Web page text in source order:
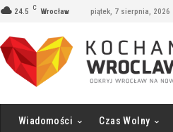
24.5 C Wrocław piątek, 7 sierpnia, 2026
Wiadomości Czas Wolny